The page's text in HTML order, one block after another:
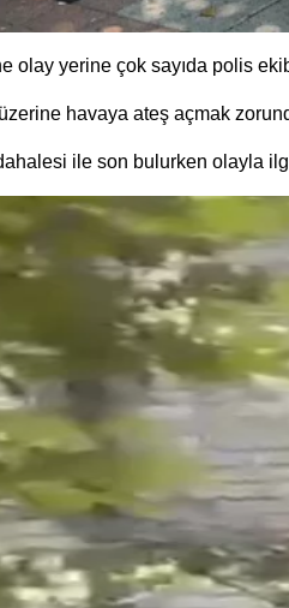
olay yerine çok sayıda polis
havaya ateş açmak
ile son bulurken olayla